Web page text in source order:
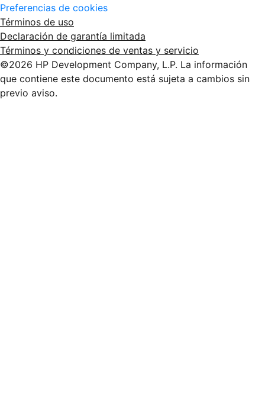
Preferencias de cookies
Términos de uso
Declaración de garantía limitada
Términos y condiciones de ventas y servicio
©2026 HP Development Company, L.P. La información
que contiene este documento está sujeta a cambios sin
previo aviso.